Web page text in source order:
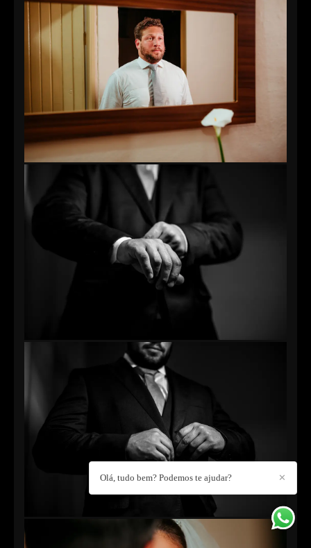
✕
Olá, tudo bem? Podemos te ajudar?